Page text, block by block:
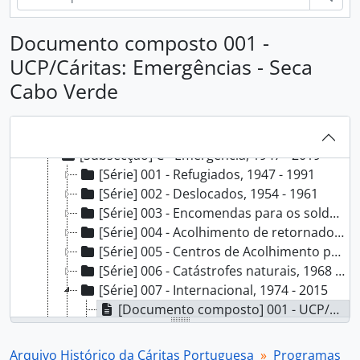
Documento composto 001 -
UCP/Cáritas: Emergências - Seca
Cabo Verde
[Fundo] AHCP - Arquivo Histórico da Cáritas Portuguesa, 1946 - 2023
[Secção] A - Organização e direção, 1946 - 2020
[Secção] B - Departamentos e serviços, 1947 - 2023
[Secção] C - Programas, 1946 - 2020
[Subsecção] A - Acolhimento temporário de crianças, 1946 - 2004
[Subsecção] C - Emergência, 1947 - 2019
[Série] 001 - Refugiados, 1947 - 1991
[Série] 002 - Deslocados, 1954 - 1961
[Série] 003 - Encomendas para os soldados no ultramar, 1961 - 1962
[Série] 004 - Acolhimento de retornados, 1970 - 1982
[Série] 005 - Centros de Acolhimento para Refugiados, 1982 - 2007
[Série] 006 - Catástrofes naturais, 1968 - 2010
[Série] 007 - Internacional, 1974 - 2015
[Documento composto] 001 - UCP/Cáritas: Emergências - Seca Cabo Verde, 1974 - 1975
[Documento composto] 002 - Cabo Verde, 1974 - 1975
[Documento composto] 003 - UCP/Cáritas: Emergências - Guerra descolonização Angola e Moçambique, 1975
Arquivo Histórico da Cáritas Portuguesa
Programas